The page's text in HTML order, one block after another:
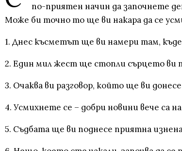
по-приятен начин да започнете
Може би точно то ще ви накара да се
1. Днес късметът ще ви намери там,
2. Един мил жест ще стопли сърцето ви
3. Очаква ви разговор, който ще ви
4. Усмихнете се – добри новини вече са
5. Съдбата ще ви поднесе приятна